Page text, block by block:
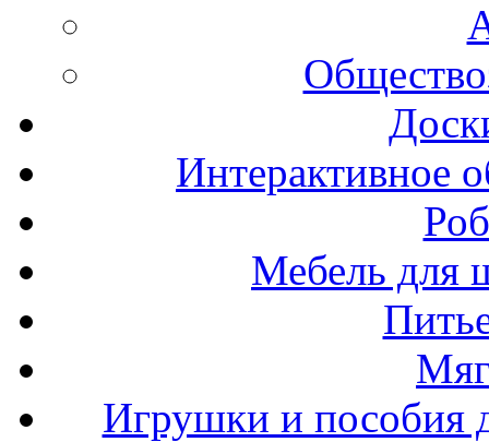
Интерактивное
Мебель для
Игрушки и пособия